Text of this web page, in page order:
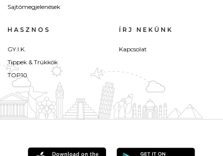
Sajtómegjelenések
HASZNOS
GY.I.K.
Tippek & Trükkök
TOP10
ÍRJ NEKÜNK
Kapcsolat